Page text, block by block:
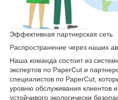
Эффективная партнерская сеть
Распространение через наших
Наша команда состоит из
экспертов по PaperCut и
специалистов по PaperCut,
уровню обслуживания клиентов
устойчивого экологически